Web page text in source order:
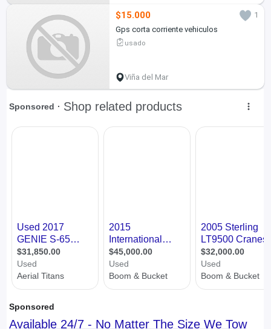
$15.000
1
Gps corta corriente vehiculos
usado
Viña del Mar